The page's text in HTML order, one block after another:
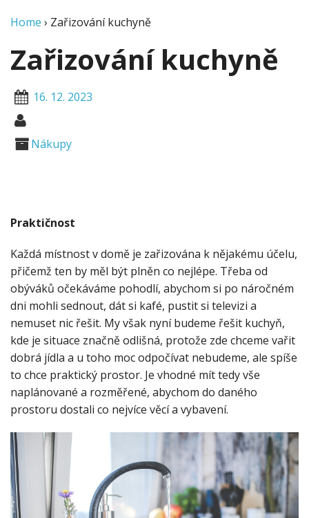
Home › Zařizování kuchyně
Zařizování kuchyně
16. 12. 2023
Nákupy
Praktičnost
Každá místnost v domě je zařizována k nějakému účelu,
přičemž ten by měl být plněn co nejlépe. Třeba od
obýváků očekáváme pohodlí, abychom si po náročném
dni mohli sednout, dát si kafé, pustit si televizi a
nemuset nic řešit. My však nyní budeme řešit kuchyň,
kde je situace značně odlišná, protože zde chceme vařit
dobrá jídla a u toho moc odpočívat nebudeme, ale spíše
to chce praktický prostor. Je vhodné mít tedy vše
naplánované a rozměřené, abychom do daného
prostoru dostali co nejvíce věcí a vybavení.